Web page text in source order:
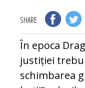
SHARE
În epoca
justiției
schimbarea